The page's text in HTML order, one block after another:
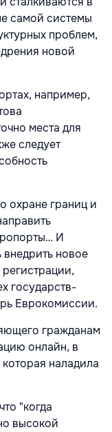
самой системы
проблем,
новой
например,
места для
следует
охране границ и
И
внедрить новое
государств-
Еврокомиссии.
гражданам
онлайн, в
наладила
"когда
высокой